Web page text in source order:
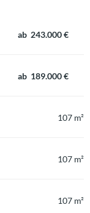
ab 243.000 €
ab 189.000 €
107 m²
107 m²
107 m²